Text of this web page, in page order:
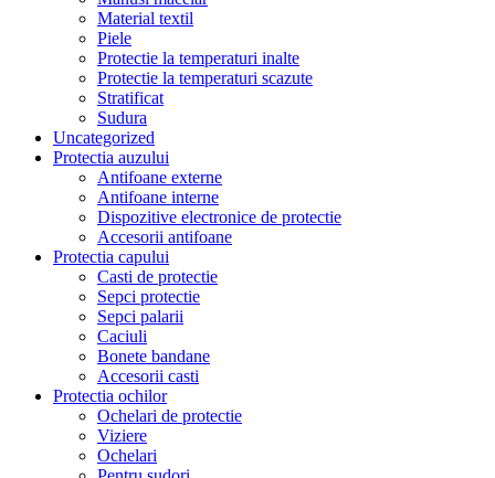
Material textil
Piele
Protectie la temperaturi inalte
Protectie la temperaturi scazute
Stratificat
Sudura
Uncategorized
Protectia auzului
Antifoane externe
Antifoane interne
Dispozitive electronice de protectie
Accesorii antifoane
Protectia capului
Casti de protectie
Sepci protectie
Sepci palarii
Caciuli
Bonete bandane
Accesorii casti
Protectia ochilor
Ochelari de protectie
Viziere
Ochelari